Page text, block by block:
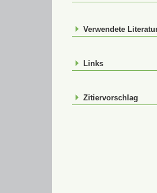
Verwendete
Links
Zitiervorschlag